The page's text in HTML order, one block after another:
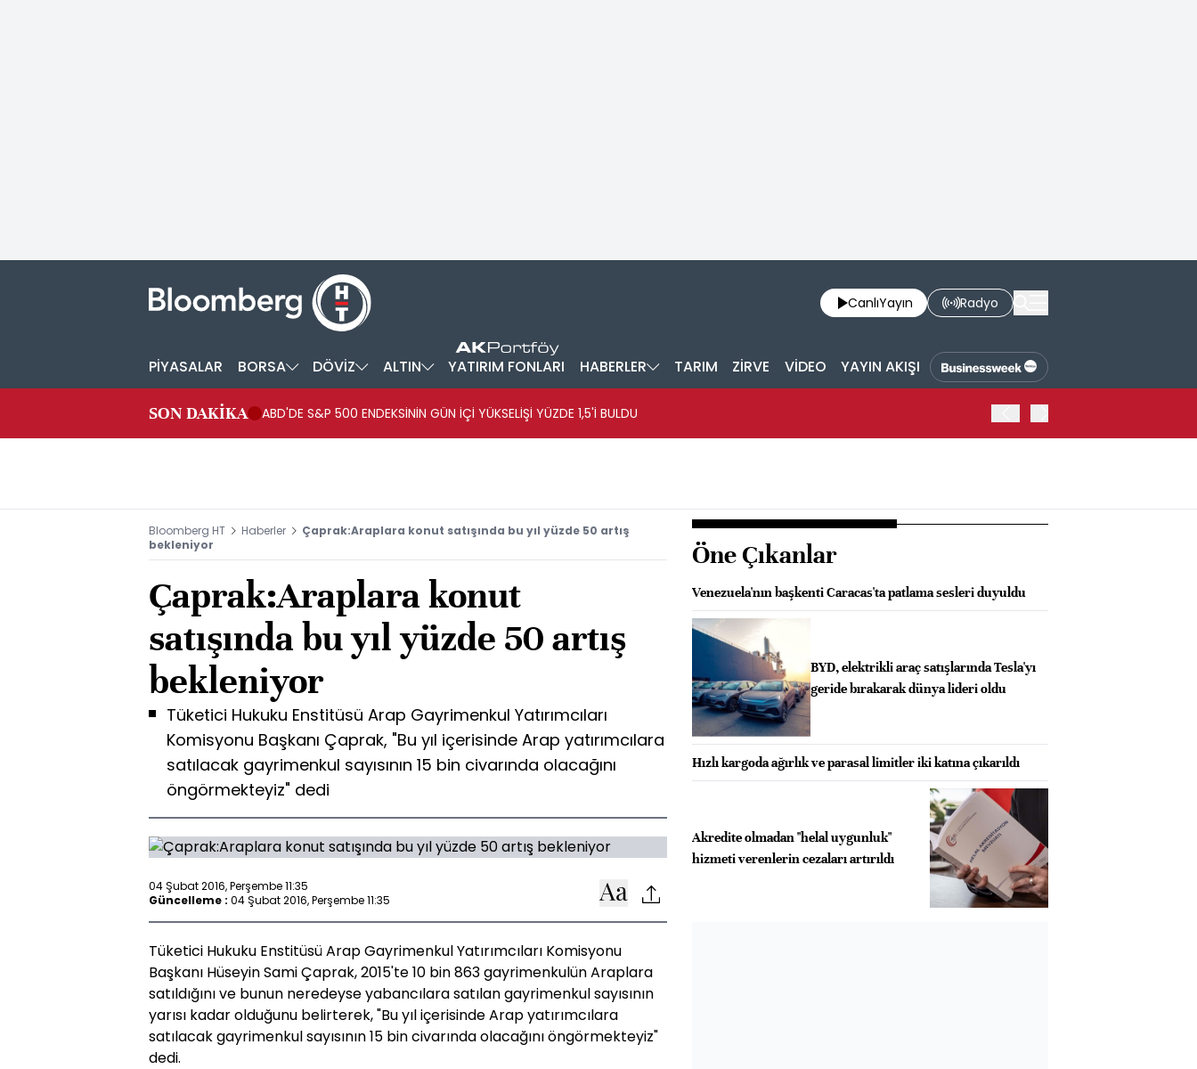
CanlıYayın Radyo
PİYASALAR BORSA DÖVİZ ALTIN YATIRIM FONLARI HABERLER TARIM ZİRVE VİDEO YAYIN AKIŞI
SON DAKİKA ABD'DE S&P 500 ENDEKSİNİN GÜN İÇİ YÜKSELİŞİ YÜZDE 1,5'İ BULDU
Bloomberg HT Haberler
Çaprak:Araplara konut satışında bu yıl yüzde 50 artış
bekleniyor
Çaprak:Araplara konut
satışında bu yıl yüzde 50 artış
bekleniyor
Tüketici Hukuku Enstitüsü Arap Gayrimenkul Yatırımcıları
Komisyonu Başkanı Çaprak, "Bu yıl içerisinde Arap yatırımcılara
satılacak gayrimenkul sayısının 15 bin civarında olacağını
öngörmekteyiz" dedi
04 Şubat 2016, Perşembe 11:35
Güncelleme : 04 Şubat 2016, Perşembe 11:35
Tüketici Hukuku Enstitüsü Arap Gayrimenkul Yatırımcıları Komisyonu
Başkanı Hüseyin Sami Çaprak, 2015'te 10 bin 863 gayrimenkulün Araplara
satıldığını ve bunun neredeyse yabancılara satılan gayrimenkul sayısının
yarısı kadar olduğunu belirterek, "Bu yıl içerisinde Arap yatırımcılara
satılacak gayrimenkul sayısının 15 bin civarında olacağını öngörmekteyiz"
dedi.
Öne Çıkanlar
Venezuela'nın başkenti Caracas'ta patlama sesleri duyuldu
BYD, elektrikli araç satışlarında Tesla'yı
geride bırakarak dünya lideri oldu
Hızlı kargoda ağırlık ve parasal limitler iki katına çıkarıldı
Akredite olmadan "helal uygunluk"
hizmeti verenlerin cezaları artırıldı